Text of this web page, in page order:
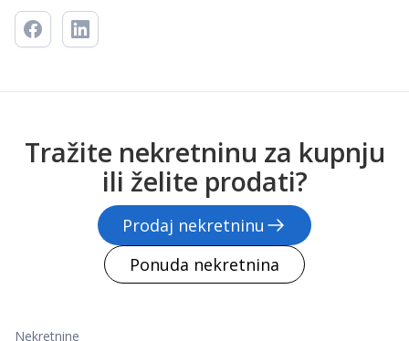
Tražite nekretninu za kupnju
ili želite prodati?
Prodaj nekretninu
Ponuda nekretnina
Nekretnine